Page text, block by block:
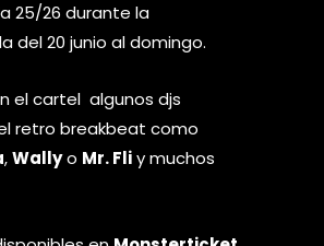
25/26 durante la
del 20 junio al domingo.
el cartel algunos djs
retro breakbeat como
,Wallyo Mr. Fliy muchos